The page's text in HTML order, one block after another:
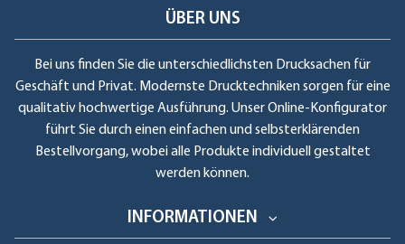
ÜBER UNS
Bei uns finden Sie die unterschiedlichsten Drucksachen für
Geschäft und Privat. Modernste Drucktechniken sorgen für eine
qualitativ hochwertige Ausführung. Unser Online-Konfigurator
führt Sie durch einen einfachen und selbsterklärenden
Bestellvorgang, wobei alle Produkte individuell gestaltet
werden können.
INFORMATIONEN